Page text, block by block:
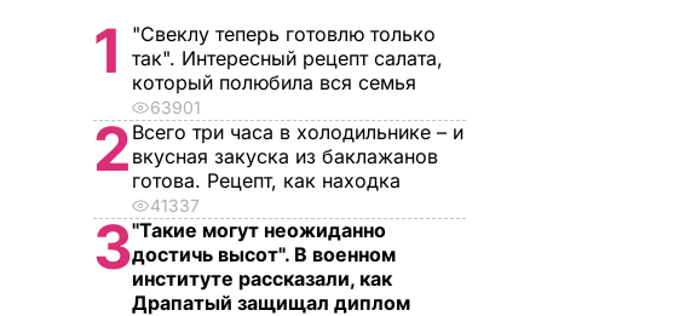
1
"Свеклу теперь готовлю только
так". Интересный рецепт салата,
который полюбила вся семья
63901
2 Всего три часа в холодильнике – и
вкусная закуска из баклажанов
готова. Рецепт, как находка
41337
3"Такие могут неожиданно
достичь высот". В военном
институте рассказали, как
Драпатый защищал диплом